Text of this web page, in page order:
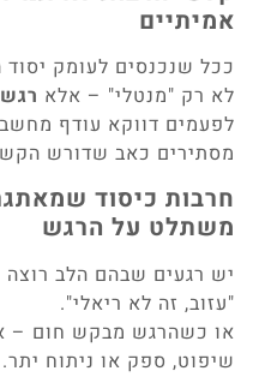
אמיתיים
ככל שנכנסים לעומק יסוד
לא רק "מנטלי" – אלא
לפעמים דווקא עודף
מסתירים כאב שדורש
חרבות כיסוד
משתלט על הרגש
יש רגעים שבהם הלב
"עזוב, זה לא ריאלי".
או כשהרגש מבקש חום –
שיפוט, ספק או ניתוח יתר.